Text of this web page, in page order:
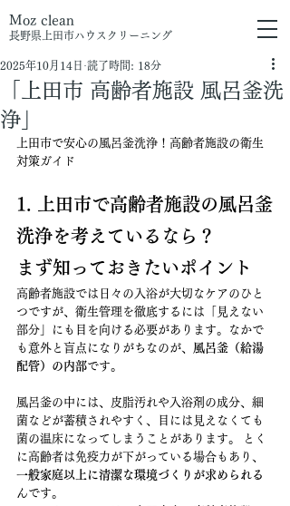
長野県上田市ハウスクリーニング
Moz clean
「上田市 高齢者施設 風呂釜洗
浄」
2025年10月14日 読了時間: 18分
上田市で安心の風呂釜洗浄！高齢者施設の衛生
対策ガイド
1. 上田市で高齢者施設の風呂釜
洗浄を考えているなら？
まず知っておきたいポイント
高齢者施設では日々の入浴が大切なケアのひと
つですが、衛生管理を徹底するには「見えない
部分」にも目を向ける必要があります。なかで
も意外と盲点になりがちなのが、 風呂釜（給湯
配管）の内部です。
風呂釜の中には、皮脂汚れや入浴剤の成分、細
菌などが蓄積されやすく、目には見えなくても
菌の温床になってしまうことがあります。 とく
に高齢者は免疫力が下がっている場合もあり、
一般家庭以上に清潔な環境づくりが求められる
んです。